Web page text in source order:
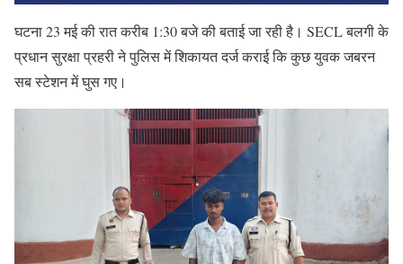
घटना 23 मई की रात करीब 1:30 बजे की बताई जा रही है। SECL बलगी के
प्रधान सुरक्षा प्रहरी ने पुलिस में शिकायत दर्ज कराई कि कुछ युवक जबरन
सब स्टेशन में घुस गए।